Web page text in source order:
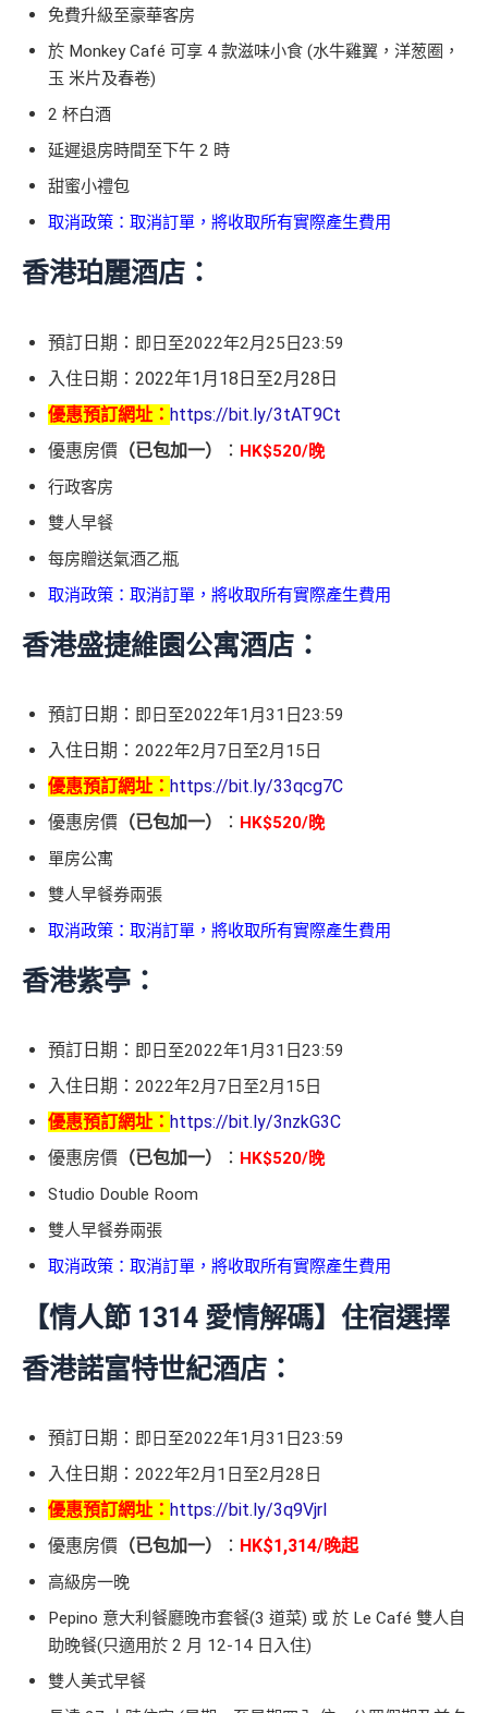
免費升級至豪華客房
於 Monkey Café 可享 4 款滋味小食 (水牛雞翼，洋葱圈，
玉 米片及春卷)
2 杯白酒
延遲退房時間至下午 2 時
甜蜜小禮包
取消政策：取消訂單，將收取所有實際產生費用
香港珀麗酒店：
預訂日期： 即日至2022年2月25日23:59
入住日期：2022年1月18日至2月28日
優惠預訂網址： https://bit.ly/3tAT9Ct
優惠房價 （已包加一） ： HK$520/晚
行政客房
雙人早餐
每房贈送氣酒乙瓶
取消政策：取消訂單，將收取所有實際產生費用
香港盛捷維園公寓酒店：
預訂日期： 即日至2022年1月31日23:59
入住日期： 2022年2月7日至2月15日
優惠預訂網址： https://bit.ly/33qcg7C
優惠房價 （已包加一） ： HK$520/晚
單房公寓
雙人早餐券兩張
取消政策：取消訂單，將收取所有實際產生費用
香港紫亭：
預訂日期： 即日至2022年1月31日23:59
入住日期： 2022年2月7日至2月15日
優惠預訂網址： https://bit.ly/3nzkG3C
優惠房價 （已包加一） ： HK$520/晚
Studio Double Room
雙人早餐券兩張
取消政策：取消訂單，將收取所有實際產生費用
【情人節 1314 愛情解碼】住宿選擇
香港諾富特世紀酒店：
預訂日期： 即日至2022年1月31日23:59
入住日期： 2022年2月1日至2月28日
優惠預訂網址： https://bit.ly/3q9Vjrl
優惠房價 （已包加一） ： HK$1,314/晚起
高級房一晚
Pepino 意大利餐廳晚市套餐(3 道菜) 或 於 Le Café 雙人自
助晚餐(只適用於 2 月 12-14 日入住)
雙人美式早餐